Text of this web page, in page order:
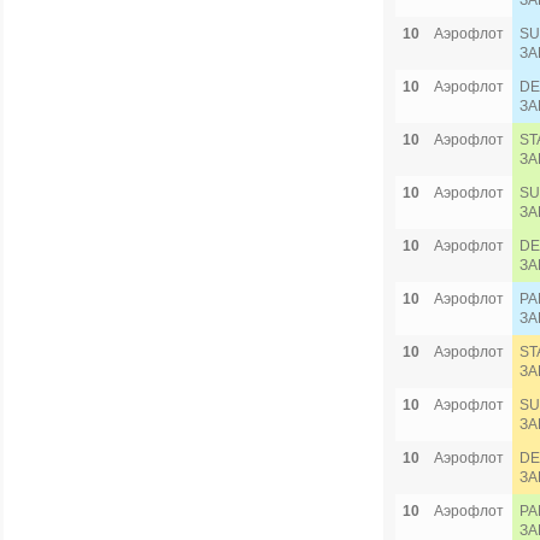
10
Аэрофлот
10
Аэрофлот
10
Аэрофлот
10
Аэрофлот
10
Аэрофлот
10
Аэрофлот
10
Аэрофлот
10
Аэрофлот
10
Аэрофлот
10
Аэрофлот